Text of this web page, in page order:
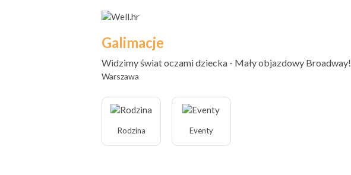
Galimacje
Widzimy świat oczami dziecka - Mały objazdowy Broadway!
Warszawa
Rodzina Eventy